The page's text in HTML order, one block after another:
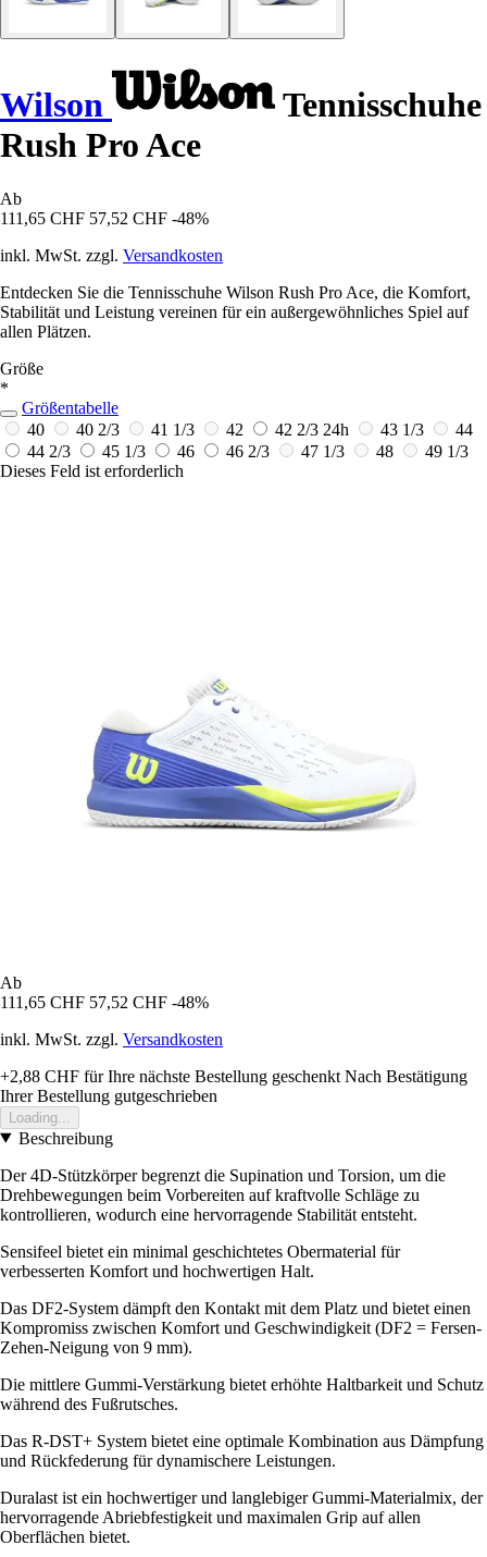
Wilson
Tennisschuhe
Rush Pro Ace
Ab
111,65 CHF 57,52 CHF -48%
inkl. MwSt. zzgl. Versandkosten
Entdecken Sie die Tennisschuhe Wilson Rush Pro Ace, die Komfort,
Stabilität und Leistung vereinen für ein außergewöhnliches Spiel auf
allen Plätzen.
Größe
*
Größentabelle
40
40 2/3 41 1/3 42 42 2/3 24h 43 1/3
44
44 2/3
45 1/3 46 46 2/3 47 1/3 48
49 1/3
Dieses Feld ist erforderlich
Ab
111,65 CHF 57,52 CHF -48%
inkl. MwSt. zzgl. Versandkosten
+2,88 CHF für Ihre nächste Bestellung geschenkt Nach Bestätigung
Ihrer Bestellung gutgeschrieben
Loading...
Beschreibung
Der 4D-Stützkörper begrenzt die Supination und Torsion, um die
Drehbewegungen beim Vorbereiten auf kraftvolle Schläge zu
kontrollieren, wodurch eine hervorragende Stabilität entsteht.
Sensifeel bietet ein minimal geschichtetes Obermaterial für
verbesserten Komfort und hochwertigen Halt.
Das DF2-System dämpft den Kontakt mit dem Platz und bietet einen
Kompromiss zwischen Komfort und Geschwindigkeit (DF2 = Fersen-
Zehen-Neigung von 9 mm).
Die mittlere Gummi-Verstärkung bietet erhöhte Haltbarkeit und Schutz
während des Fußrutsches.
Das R-DST+ System bietet eine optimale Kombination aus Dämpfung
und Rückfederung für dynamischere Leistungen.
Duralast ist ein hochwertiger und langlebiger Gummi-Materialmix, der
hervorragende Abriebfestigkeit und maximalen Grip auf allen
Oberflächen bietet.